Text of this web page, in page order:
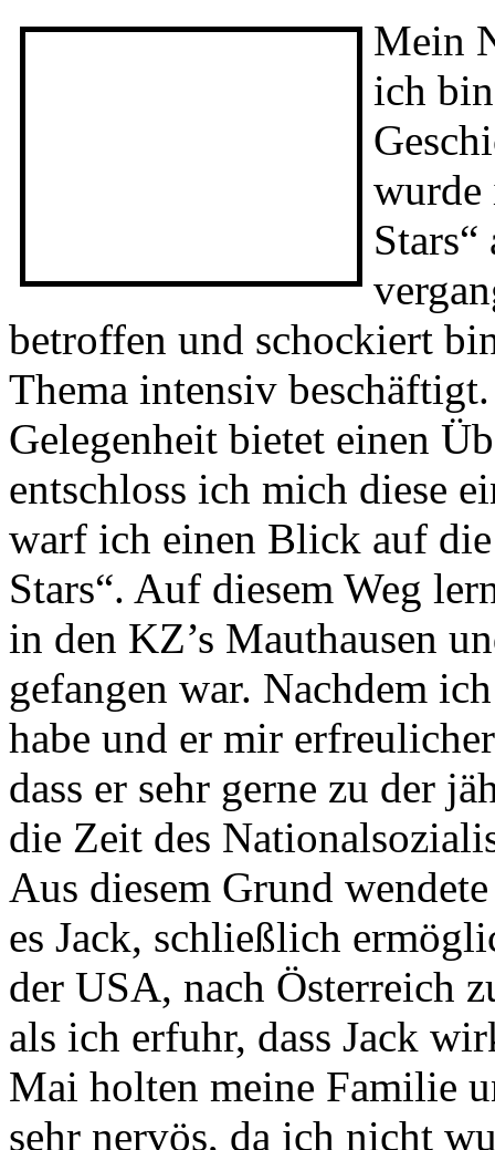
Ich war zur Nummer
Mein
ich
betroffen und schockiert
Thema intensiv
Gelegenheit bietet einen
entschloss ich mich diese
warf ich einen Blick auf
Stars“. Auf diesem Weg
in den KZ’s Mauthausen
gefangen war. Nachdem
habe und er mir
dass er sehr gerne zu der
die Zeit des
Aus diesem Grund
es Jack, schließlich
der USA, nach Österreich